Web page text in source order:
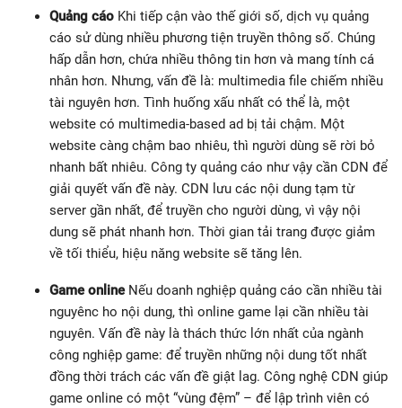
Quảng cáo Khi tiếp cận vào thế giới số, dịch vụ quảng
cáo sử dùng nhiều phương tiện truyền thông số. Chúng
hấp dẫn hơn, chứa nhiều thông tin hơn và mang tính cá
nhân hơn. Nhưng, vấn đề là: multimedia file chiếm nhiều
tài nguyên hơn. Tình huống xấu nhất có thể là, một
website có multimedia-based ad bị tải chậm. Một
website càng chậm bao nhiêu, thì người dùng sẽ rời bỏ
nhanh bất nhiêu. Công ty quảng cáo như vậy cần CDN để
giải quyết vấn đề này. CDN lưu các nội dung tạm từ
server gần nhất, để truyền cho người dùng, vì vậy nội
dung sẽ phát nhanh hơn. Thời gian tải trang được giảm
về tối thiểu, hiệu năng website sẽ tăng lên.
Game onlineNếu doanh nghiệp quảng cáo cần nhiều tài
nguyênc ho nội dung, thì online game lại cần nhiều tài
nguyên. Vấn đề này là thách thức lớn nhất của ngành
công nghiệp game: để truyền những nội dung tốt nhất
đồng thời trách các vấn đề giật lag. Công nghệ CDN giúp
game online có một “vùng đệm” – để lập trình viên có